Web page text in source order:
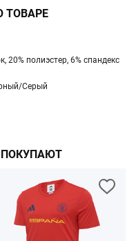
ТОВАРЕ
20% полиэстер, 6% спандекс
Серый